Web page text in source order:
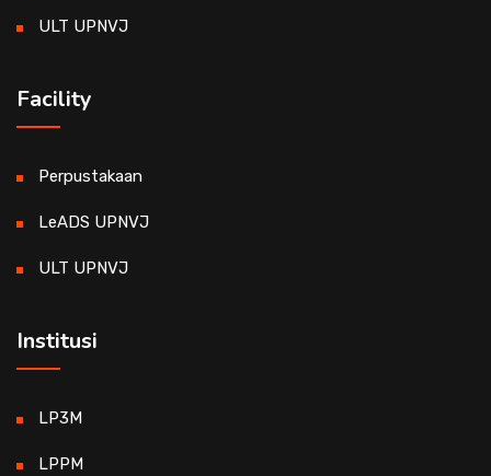
ULT UPNVJ
Facility
Perpustakaan
LeADS UPNVJ
ULT UPNVJ
Institusi
LP3M
LPPM